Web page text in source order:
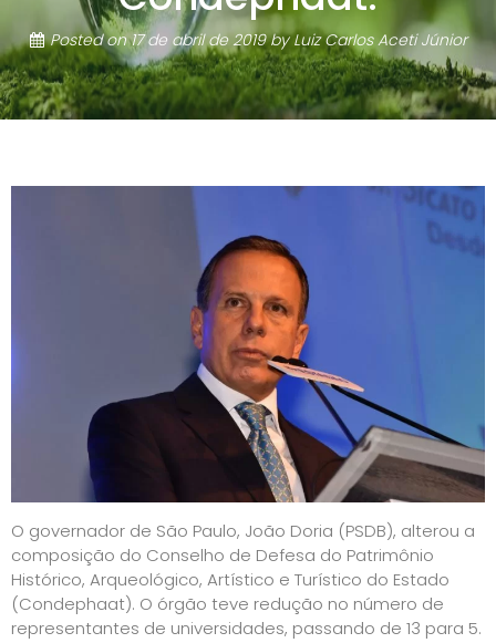
Posted on17 de abril de 2019byLuiz Carlos Aceti Júnior
O governador de São Paulo, João Doria (PSDB), alterou a
composição do Conselho de Defesa do Patrimônio
Histórico, Arqueológico, Artístico e Turístico do Estado
(Condephaat). O órgão teve redução no número de
representantes de universidades, passando de 13 para 5.